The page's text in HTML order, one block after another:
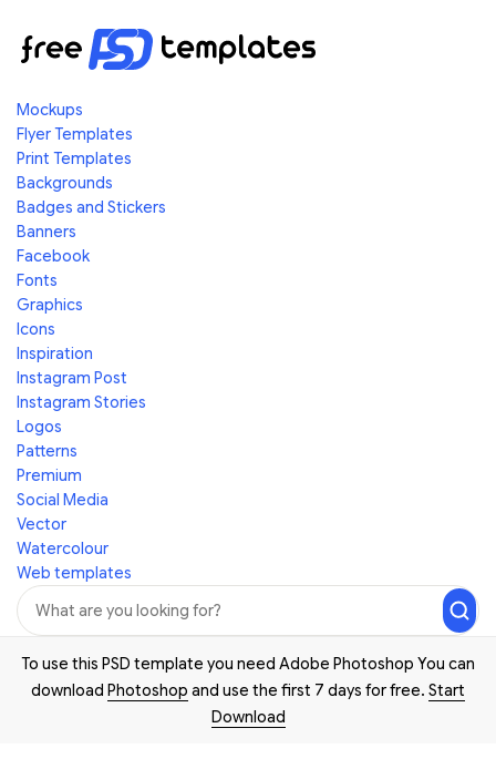
Mockups
Flyer Templates
Print Templates
Backgrounds
Badges and Stickers
Banners
Facebook
Fonts
Graphics
Icons
Inspiration
Instagram Post
Instagram Stories
Logos
Patterns
Premium
Social Media
Vector
Watercolour
Web templates
To use this PSD template you need Adobe Photoshop You can
download Photoshop and use the first 7 days for free. Start
Download